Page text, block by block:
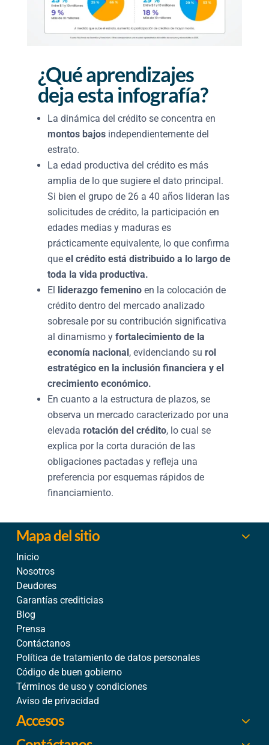
¿Qué aprendizajes
deja esta infografía?
La dinámica del crédito se concentra en
montos bajosindependientemente del
estrato.
La edad productiva del crédito es más
amplia de lo que sugiere el dato principal.
Si bien el grupo de 26 a 40 años lideran las
solicitudes de crédito, la participación en
edades medias y maduras es
prácticamente equivalente, lo que confirma
que el crédito está distribuido a lo largo de
toda la vida productiva.
El
liderazgo femeninoen la colocación de
crédito dentro del mercado analizado
sobresale por su contribución significativa
al dinamismo y fortalecimiento de la
economía nacional , evidenciando su rol
estratégico en la inclusión financiera y el
crecimiento económico.
En cuanto a la estructura de plazos, se
observa un mercado caracterizado por una
elevada rotación del crédito, lo cual se
explica por la corta duración de las
obligaciones pactadas y refleja una
preferencia por esquemas rápidos de
financiamiento.
Mapa del sitio
Inicio
Nosotros
Deudores
Garantías crediticias
Blog
Prensa
Contáctanos
Política de tratamiento de datos personales
Código de buen gobierno
Términos de uso y condiciones
Aviso de privacidad
Accesos